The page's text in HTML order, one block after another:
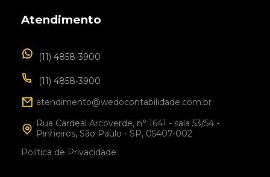
Atendimento
(11) 4858-3900
(11) 4858-3900
atendimento@wedocontabilidade.com.br
Rua Cardeal Arcoverde, n° 1641 - sala 53/54 -
Pinheiros, São Paulo - SP, 05407-002
Política de Privacidade